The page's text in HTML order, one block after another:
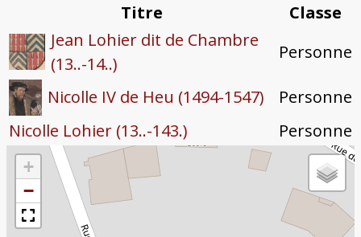
Titre
Classe
Jean Lohier dit de Chambre
(13..-14..)
Personne
Nicolle IV de Heu (1494-1547)
Personne
Nicolle Lohier (13..-143.)
Personne
+
−